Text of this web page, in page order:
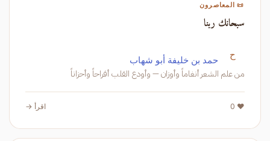
📜 المعاصرون
سبحانك ربنا
ح حمد بن خليفة أبو شهاب
من علم الشعر أنغاماً وأوزان — وأودع القلب أفراحاً وأحزاناً
❤️ 0 اقرأ →